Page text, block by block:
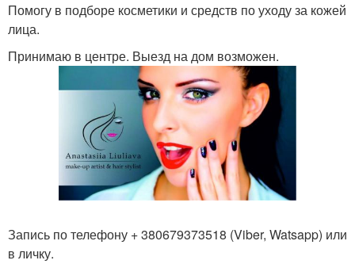
Помогу в подборе косметики и средств по уходу за кожей
лица.
Принимаю в центре. Выезд на дом возможен.
Запись по телефону + 380679373518 (Viber, Watsapp) или
в личку.